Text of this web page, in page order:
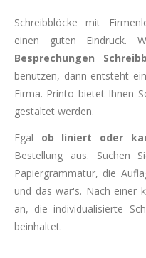
Schreibblöcke mit
einen guten Eindruck.
Besprechungen
benutzen, dann entsteht
Firma. Printo bietet Ihnen
gestaltet werden.
Egal ob liniert oder
Bestellung aus. Suchen
Papiergrammatur, die
und das war's. Nach einer
an, die individualisierte
beinhaltet.